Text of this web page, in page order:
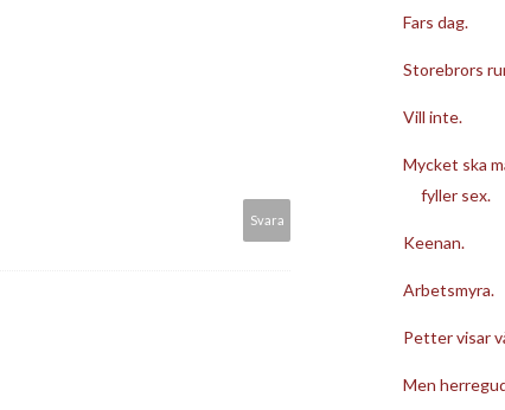
Svara
Fars dag.
Storebrors
Vill inte.
Mycket ska
fyller sex.
Keenan.
Arbetsmyra.
Petter visar
Men